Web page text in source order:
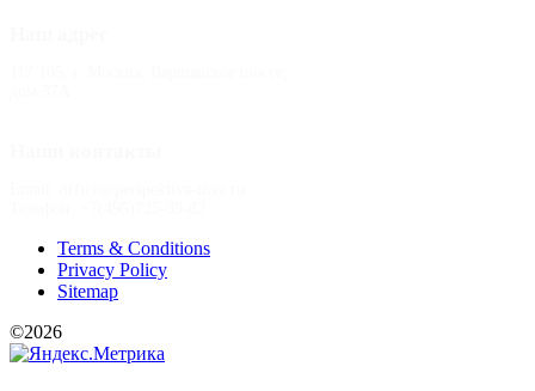
Terms & Conditions
Privacy Policy
Sitemap
©2026